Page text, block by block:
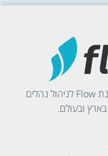
WebMind מפתחת ומשווקת את תוכנת Flow לניהול נהלים
ובעולם.